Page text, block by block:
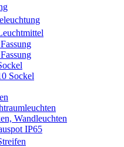
Sockel
Wandleuchten
IP65